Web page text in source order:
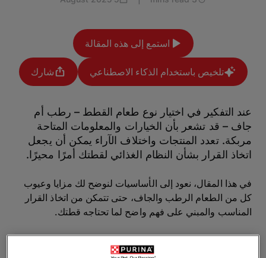
استمع إلى هذه المقالة
تلخيص باستخدام الذكاء الاصطناعي شارك
عند التفكير في اختيار نوع طعام القطط – رطب أم
جاف – قد تشعر بأن الخيارات والمعلومات المتاحة
مربكة. تعدد المنتجات واختلاف الآراء يمكن أن يجعل
اتخاذ القرار بشأن النظام الغذائي لقطتك أمرًا محيرًا.
في هذا المقال، نعود إلى الأساسيات لنوضح لك مزايا وعيوب
كل من الطعام الرطب والجاف، حتى تتمكن من اتخاذ القرار
المناسب والمبني على فهم واضح لما تحتاجه قطتك.